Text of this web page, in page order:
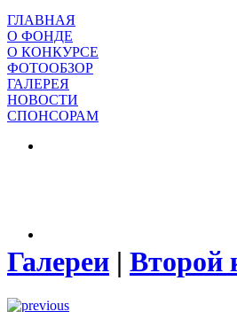
ГЛАВНАЯ
О ФОНДЕ
О КОНКУРСЕ
ФОТООБЗОР
ГАЛЕРЕЯ
НОВОСТИ
СПОНСОРАМ
Галереи | Второй